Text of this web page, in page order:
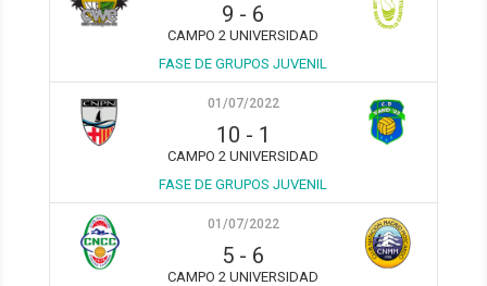
9 - 6
CAMPO 2 UNIVERSIDAD
FASE DE GRUPOS JUVENIL
01/07/2022
10 - 1
CAMPO 2 UNIVERSIDAD
FASE DE GRUPOS JUVENIL
01/07/2022
5 - 6
CAMPO 2 UNIVERSIDAD